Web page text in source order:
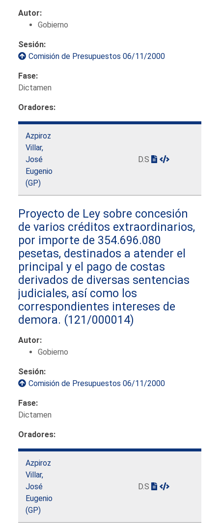
Autor:
Gobierno
Sesión:
Comisión de Presupuestos 06/11/2000
Fase:
Dictamen
Oradores:
Azpiroz
Villar,
José
Eugenio
(GP)
D.S
Proyecto de Ley sobre concesión
de varios créditos extraordinarios,
por importe de 354.696.080
pesetas, destinados a atender el
principal y el pago de costas
derivados de diversas sentencias
judiciales, así como los
correspondientes intereses de
demora. (121/000014)
Autor:
Gobierno
Sesión:
Comisión de Presupuestos 06/11/2000
Fase:
Dictamen
Oradores:
Azpiroz
Villar,
José
Eugenio
(GP)
D.S